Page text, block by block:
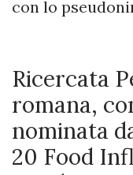
con lo
Ricercata
romana,
nominata
20 Food